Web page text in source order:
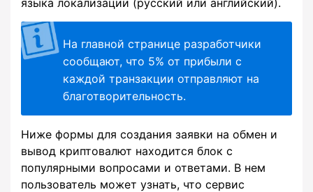
На главной странице разработчики
сообщают, что 5% от прибыли с
каждой транзакции отправляют на
благотворительность.
Ниже формы для создания заявки на обмен и
вывод криптовалют находится блок с
популярными вопросами и ответами. В нем
пользователь может узнать, что сервис